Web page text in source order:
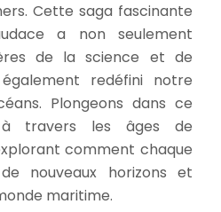
Cette saga fascinante
a non seulement
de la science et de
redéfini notre
Plongeons dans ce
travers les âges de
comment chaque
nouveaux horizons et
maritime.